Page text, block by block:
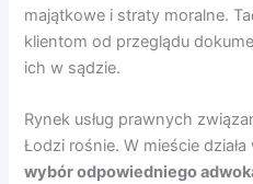
majątkowe i straty moralne.
klientom od przeglądu
ich w sądzie.
Rynek usług prawnych
Łodzi rośnie. W mieście
wybór odpowiedniego